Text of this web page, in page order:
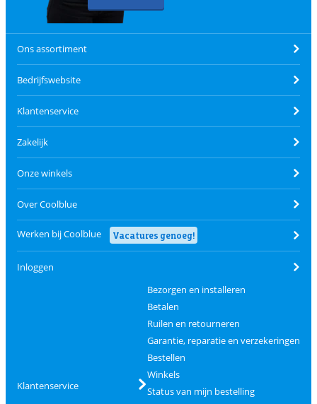
Ons assortiment
Bedrijfswebsite
Klantenservice
Zakelijk
Onze winkels
Over Coolblue
Werken bij Coolblue Vacatures genoeg!
Inloggen
Klantenservice
Bezorgen en installeren
Betalen
Ruilen en retourneren
Garantie, reparatie en verzekeringen
Bestellen
Winkels
Status van mijn bestelling